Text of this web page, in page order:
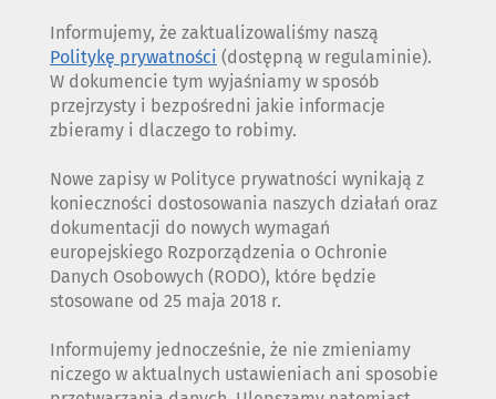
Informujemy, że zaktualizowaliśmy naszą
Politykę prywatności (dostępną w regulaminie).
W dokumencie tym wyjaśniamy w sposób
przejrzysty i bezpośredni jakie informacje
zbieramy i dlaczego to robimy.
Nowe zapisy w Polityce prywatności wynikają z
konieczności dostosowania naszych działań oraz
dokumentacji do nowych wymagań
europejskiego Rozporządzenia o Ochronie
Danych Osobowych (RODO), które będzie
stosowane od 25 maja 2018 r.
Informujemy jednocześnie, że nie zmieniamy
niczego w aktualnych ustawieniach ani sposobie